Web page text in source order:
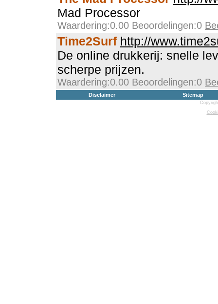
Mad Processor
Waardering:0.00 Beoordelingen:0
Time2Surf http://
De online drukkerij: snelle
scherpe prijzen.
Waardering:0.00 Beoordelingen:0
Disclaimer Sitemap